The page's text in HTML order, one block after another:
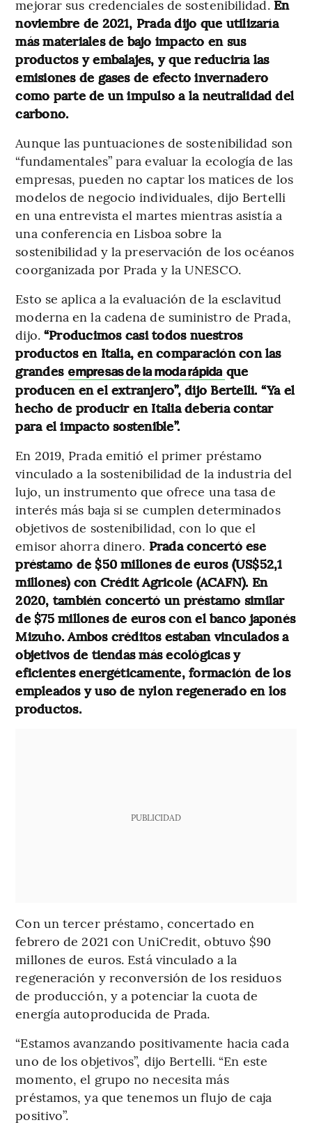
mejorar sus credenciales de sostenibilidad.En
noviembre de 2021, Prada dijo que utilizaría
más materiales de bajo impacto en sus
productos y embalajes, y que reduciría las
emisiones de gases de efecto invernadero
como parte de un impulso a la neutralidad del
carbono.
Aunque las puntuaciones de sostenibilidad son
“fundamentales” para evaluar la ecología de las
empresas, pueden no captar los matices de los
modelos de negocio individuales, dijo Bertelli
en una entrevista el martes mientras asistía a
una conferencia en Lisboa sobre la
sostenibilidad y la preservación de los océanos
coorganizada por Prada y la UNESCO.
Esto se aplica a la evaluación de la esclavitud
moderna en la cadena de suministro de Prada,
dijo. “Producimos casi todos nuestros
productos en Italia, en comparación con las
grandes empresas de la moda rápida que
producen en el extranjero”, dijo Bertelli. “Ya el
hecho de producir en Italia debería contar
para el impacto sostenible”.
En 2019, Prada emitió el primer préstamo
vinculado a la sostenibilidad de la industria del
lujo, un instrumento que ofrece una tasa de
interés más baja si se cumplen determinados
objetivos de sostenibilidad, con lo que el
emisor ahorra dinero. Prada concertó ese
préstamo de $50 millones de euros (US$52,1
millones) con Crédit Agricole (ACAFN). En
2020, también concertó un préstamo similar
de $75 millones de euros con el banco japonés
Mizuho. Ambos créditos estaban vinculados a
objetivos de tiendas más ecológicas y
eficientes energéticamente, formación de los
empleados y uso de nylon regenerado en los
productos.
PUBLICIDAD
Con un tercer préstamo, concertado en
febrero de 2021 con UniCredit, obtuvo $90
millones de euros. Está vinculado a la
regeneración y reconversión de los residuos
de producción, y a potenciar la cuota de
energía autoproducida de Prada.
“Estamos avanzando positivamente hacia cada
uno de los objetivos”, dijo Bertelli. “En este
momento, el grupo no necesita más
préstamos, ya que tenemos un flujo de caja
positivo”.